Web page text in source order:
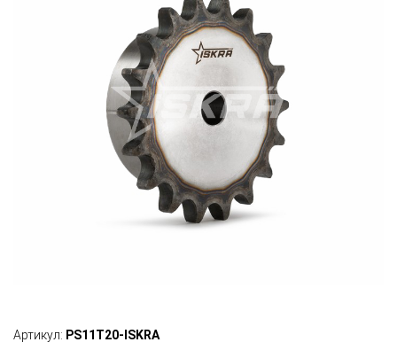
Артикул: PS11T20-ISKRA